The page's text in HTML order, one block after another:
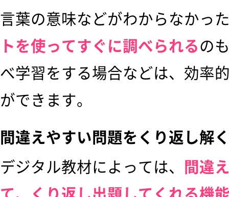
言葉の意味などがわからなかっ
トを使ってすぐに調べられるの
べ学習をする場合などは、効率
ができます。
間違えやすい問題をくり返し解
デジタル教材によっては、 間違